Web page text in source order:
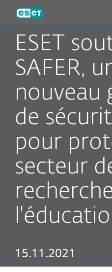
ESET
SAFER,
nouveau
de
pour
secteur
15.11.2021
ESET